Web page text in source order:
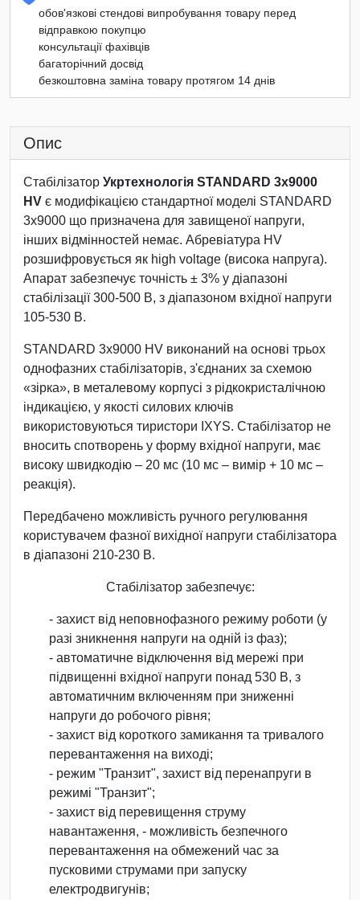
обов'язкові стендові випробування товару перед
відправкою покупцю
консультації фахівців
багаторічний досвід
безкоштовна заміна товару протягом 14 днів
Опис
Стабілізатор Укртехнологія STANDARD 3х9000
HV є модифікацією стандартної моделі STANDARD
3х9000 що призначена для завищеної напруги,
інших відмінностей немає. Абревіатура HV
розшифровується як high voltage (висока напруга).
Апарат забезпечує точність ± 3% у діапазоні
стабілізації 300-500 В, з діапазоном вхідної напруги
105-530 В.
STANDARD 3х9000 HV виконаний на основі трьох
однофазних стабілізаторів, з'єднаних за схемою
«зірка», в металевому корпусі з рідкокристалічною
індикацією, у якості силових ключів
використовуються тиристори IXYS. Стабілізатор не
вносить спотворень у форму вхідної напруги, має
високу швидкодію – 20 мс (10 мс – вимір + 10 мс –
реакція).
Передбачено можливість ручного регулювання
користувачем фазної вихідної напруги стабілізатора
в діапазоні 210-230 В.
Стабілізатор забезпечує:
- захист від неповнофазного режиму роботи (у
разі зникнення напруги на одній із фаз);
- автоматичне відключення від мережі при
підвищенні вхідної напруги понад 530 В, з
автоматичним включенням при зниженні
напруги до робочого рівня;
- захист від короткого замикання та тривалого
перевантаження на виході;
- режим "Транзит", захист від перенапруги в
режимі "Транзит";
- захист від перевищення струму
навантаження, - можливість безпечного
перевантаження на обмежений час за
пусковими струмами при запуску
електродвигунів;